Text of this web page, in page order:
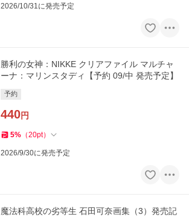
2026/10/31に発売予定
勝利の女神：NIKKE クリアファイル マルチャ
ーナ：マリンスタディ【予約 09/中 発売予定】
予約
440円
5% （20pt）
2026/9/30に発売予定
魔法科高校の劣等生 石田可奈画集（3）発売記